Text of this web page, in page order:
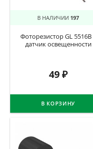
В НАЛИЧИИ 197
Фоторезистор GL 5516B
датчик освещенности
49₽
В КОРЗИНУ